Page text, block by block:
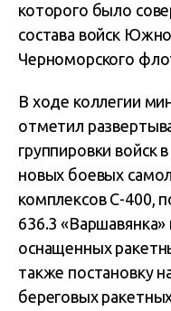
которого было
состава войск
Черноморского
В ходе коллегии
отметил
группировки войск
новых боевых
комплексов С-400,
636.3
оснащенных
также постановку
береговых